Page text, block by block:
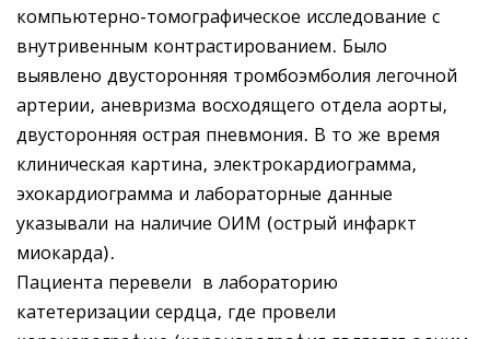
компьютерно-томографическое исследование с
внутривенным контрастированием. Было
выявлено двусторонняя тромбоэмболия легочной
артерии, аневризма восходящего отдела аорты,
двусторонняя острая пневмония. В то же время
клиническая картина, электрокардиограмма,
эхокардиограмма и лабораторные данные
указывали на наличие ОИМ (острый инфаркт
миокарда).
Пациента перевели в лабораторию
катетеризации сердца, где провели